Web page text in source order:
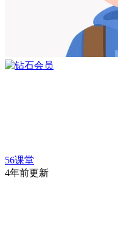
56课堂
4年前更新